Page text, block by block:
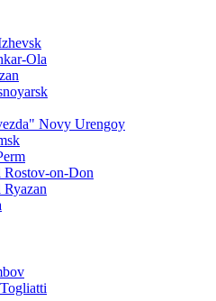
Ola
Novy Urengoy
Rostov-on-Don
Ryazan
Togliatti